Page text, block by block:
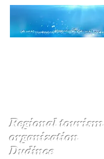
Regional tourism
organization
Dudince